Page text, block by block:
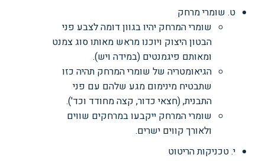
ט. שומרי מרחק
שומרי המרחק יהיו בגוון דומה לצבע פני
הבטון היצוק ויוכנו מראש מאותו סוג צמנט
ומאותם פיגמנטים (במידה ויש).
הגיאומטריה של שומרי המרחק תהיה כזו
שתבטיח מינימום מגע שלהם עם פני
התבנית, (חצאי כדור, קצה מחודד וכד').
שומרי המרחק ייקבעו במרחקים שווים
ולאורך קווים ישרים.
י. טכניקות הריטוט